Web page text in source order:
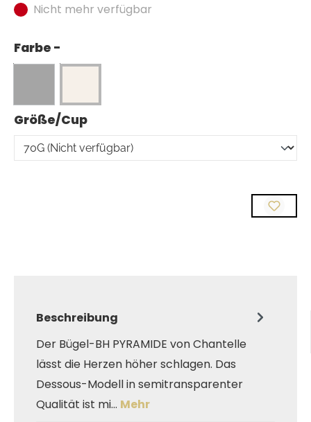
Nicht mehr verfügbar
Farbe -
Größe/Cupauswählen
Beschreibung
Der Bügel-BH PYRAMIDE von Chantelle
lässt die Herzen höher schlagen. Das
Dessous-Modell in semitransparenter
Qualität ist mi… Mehr